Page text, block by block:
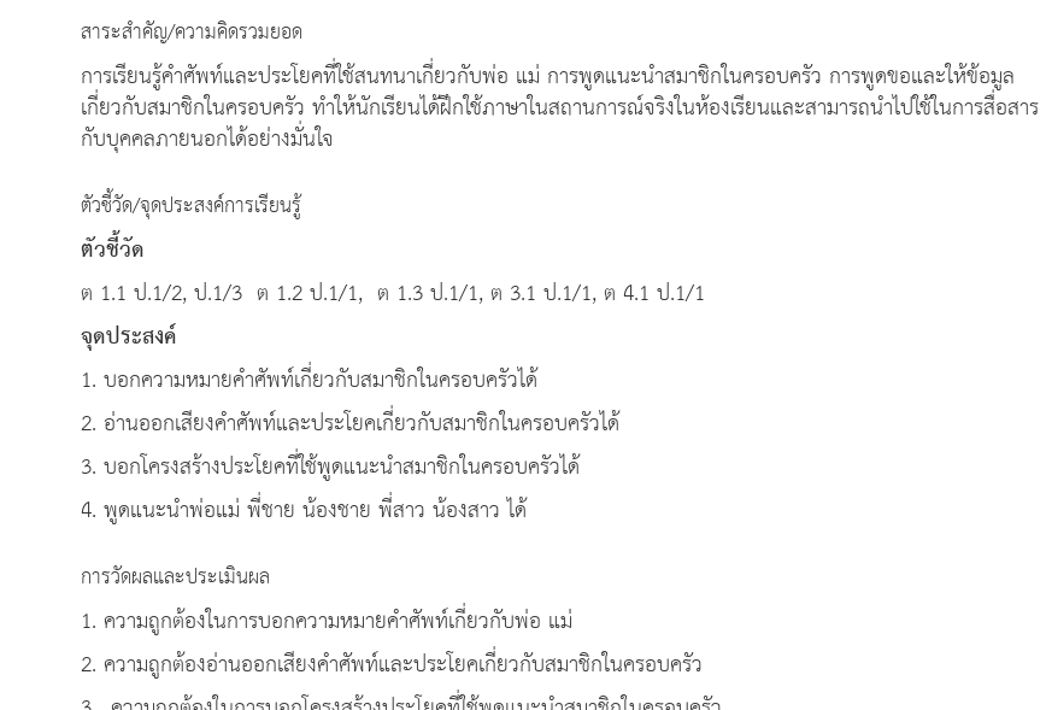
สาระสำคัญ/ความคิดรวมยอด
การเรียนรู้คำศัพท์และประโยคที่ใช้สนทนาเกี่ยวกับพ่อ แม่ การพูดแนะนำสมาชิกในครอบครัว การพูดขอและให้ข้อมูล
เกี่ยวกับสมาชิกในครอบครัว ทำให้นักเรียนได้ฝึกใช้ภาษาในสถานการณ์จริงในห้องเรียนและสามารถนำไปใช้ในการสื่อสาร
กับบุคคลภายนอกได้อย่างมั่นใจ
ตัวชี้วัด/จุดประสงค์การเรียนรู้
ตัวชี้วัด
ต 1.1 ป.1/2, ป.1/3 ต 1.2 ป.1/1, ต 1.3 ป.1/1, ต 3.1 ป.1/1, ต 4.1 ป.1/1
จุดประสงค์
1. บอกความหมายคำศัพท์เกี่ยวกับสมาชิกในครอบครัวได้
2. อ่านออกเสียงคำศัพท์และประโยคเกี่ยวกับสมาชิกในครอบครัวได้
3. บอกโครงสร้างประโยคที่ใช้พูดแนะนำสมาชิกในครอบครัวได้
4. พูดแนะนำพ่อแม่ พี่ชาย น้องชาย พี่สาว น้องสาว ได้
การวัดผลและประเมินผล
1. ความถูกต้องในการบอกความหมายคำศัพท์เกี่ยวกับพ่อ แม่
2. ความถูกต้องอ่านออกเสียงคำศัพท์และประโยคเกี่ยวกับสมาชิกในครอบครัว